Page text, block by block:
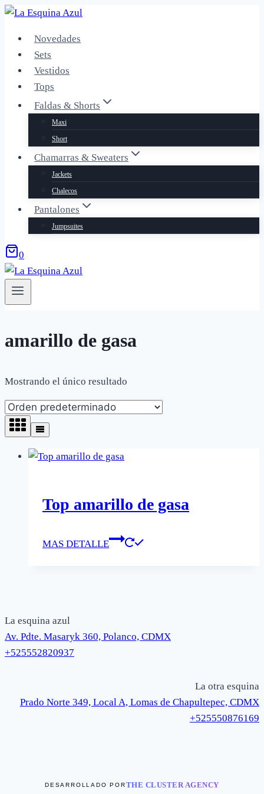
Saltar
contenidoNovedades
Sets
Vestidos
Tops
Faldas & Shorts
Maxi
Short
Chamarras & Sweaters
Jackets
Chalecos
Pantalones
Jumpsuites
0
amarillo de gasa
Mostrando el único resultado
Top amarillo de gasa
MAS DETALLE
La esquina azul
Av. Pdte. Masaryk 360, Polanco, CDMX
+525552820937
La otra esquina
Prado Norte 349, Local A, Lomas de Chapultepec, CDMX
+525550876169
DESARROLLADO PORTHE CLUSTER AGENCY